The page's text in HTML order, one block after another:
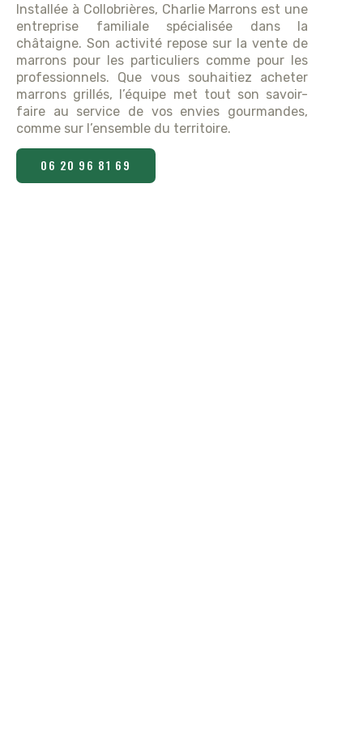
Installée à Collobrières, Charlie Marrons est une
entreprise familiale spécialisée dans la
châtaigne. Son activité repose sur la vente de
marrons pour les particuliers comme pour les
professionnels. Que vous souhaitiez acheter
marrons grillés, l’équipe met tout son savoir-
faire au service de vos envies gourmandes,
comme sur l’ensemble du territoire.
06 20 96 81 69